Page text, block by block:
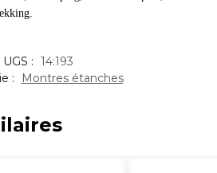
UGS : 14:193
:
Montres étanches